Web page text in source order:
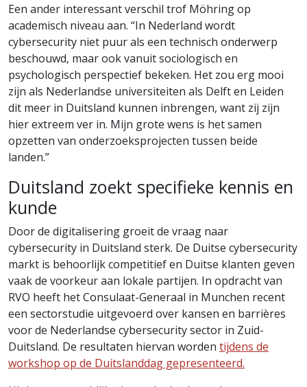
Een ander interessant verschil trof Möhring op
academisch niveau aan. “In Nederland wordt
cybersecurity niet puur als een technisch onderwerp
beschouwd, maar ook vanuit sociologisch en
psychologisch perspectief bekeken. Het zou erg mooi
zijn als Nederlandse universiteiten als Delft en Leiden
dit meer in Duitsland kunnen inbrengen, want zij zijn
hier extreem ver in. Mijn grote wens is het samen
opzetten van onderzoeksprojecten tussen beide
landen.”
Duitsland zoekt specifieke kennis en
kunde
Door de digitalisering groeit de vraag naar
cybersecurity in Duitsland sterk. De Duitse cybersecurity
markt is behoorlijk competitief en Duitse klanten geven
vaak de voorkeur aan lokale partijen. In opdracht van
RVO heeft het Consulaat-Generaal in Munchen recent
een sectorstudie uitgevoerd over kansen en barrières
voor de Nederlandse cybersecurity sector in Zuid-
Duitsland. De resultaten hiervan worden tijdens de
workshop op de Duitslanddag gepresenteerd.